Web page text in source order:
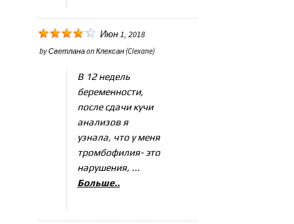
Июн 1, 2018
byСветланаonКлексан (Clexane)
В 12 недель
беременности,
после сдачи кучи
анализов я
узнала, что у меня
тромбофилия- это
нарушения, ...
Больше..